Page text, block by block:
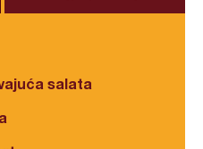
salata